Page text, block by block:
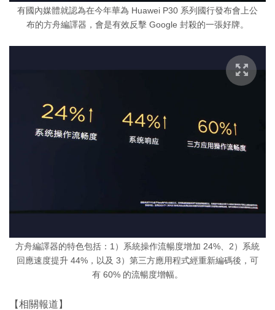
有國內媒體就認為在今年華為 Huawei P30 系列國行發布會上公
布的方舟編譯器，會是有效反擊 Google 封殺的一張好牌。
方舟編譯器的特色包括：1）系統操作流暢度增加 24%、2）系統
回應速度提升 44%，以及 3）第三方應用程式經重新編碼後，可
有 60% 的流暢度增幅。
【相關報道】